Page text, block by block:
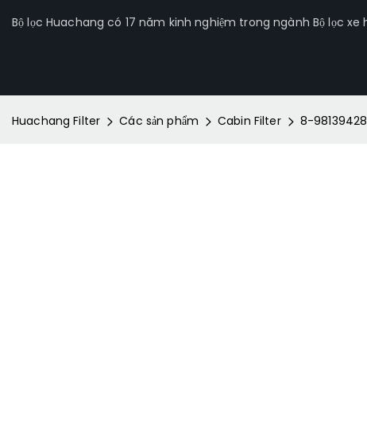
Bộ lọc Huachang có 17 năm kinh nghiệm trong ngành Bộ lọc xe
Huachang Filter Các sản phẩm Cabin Filter 8-